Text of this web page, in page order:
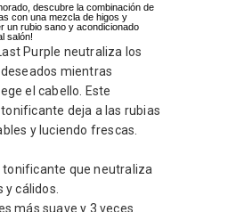
descubre la combinación de
con una mezcla de higos y
un rubio sano y acondicionado
salón!
Purple neutraliza los
mientras
el cabello. Este
deja a las rubias
y luciendo frescas.
que neutraliza
y cálidos.
más suave y 3 veces